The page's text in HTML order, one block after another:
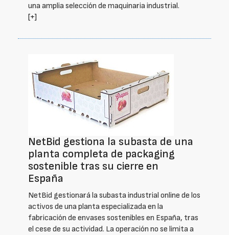
una amplia selección de maquinaria industrial.
[+]
NetBid gestiona la subasta de una
planta completa de packaging
sostenible tras su cierre en
España
NetBid gestionará la subasta industrial online de los
activos de una planta especializada en la
fabricación de envases sostenibles en España, tras
el cese de su actividad. La operación no se limita a